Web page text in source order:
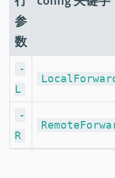
参
数
-
L
-
R